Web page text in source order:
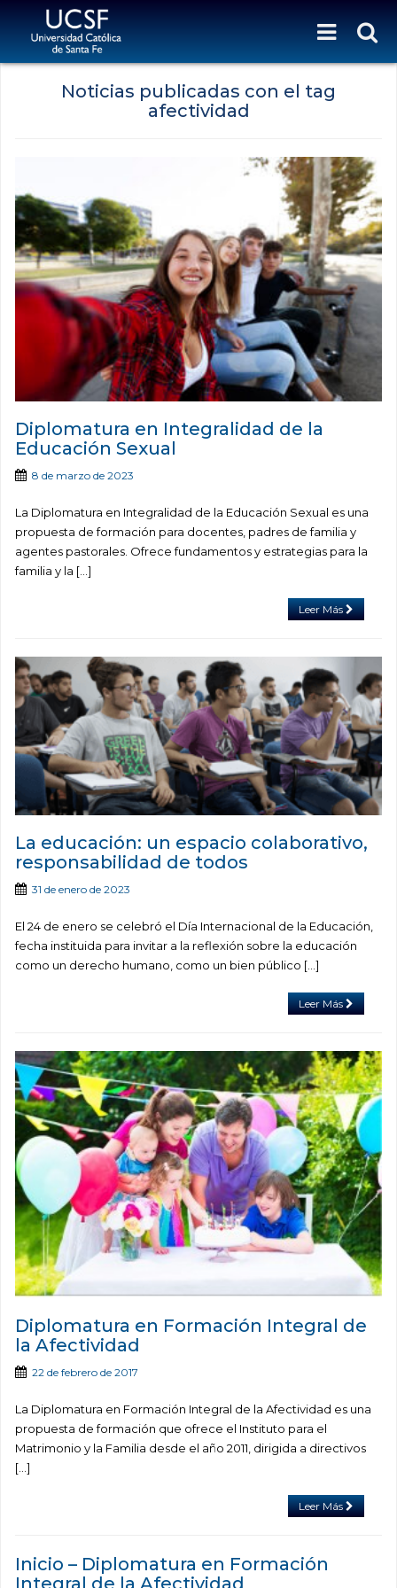
Noticias publicadas con el tag
afectividad
Diplomatura en Integralidad de la
Educación Sexual
8 de marzo de 2023
La Diplomatura en Integralidad de la Educación Sexual es una
propuesta de formación para docentes, padres de familia y
agentes pastorales. Ofrece fundamentos y estrategias para la
familia y la […]
Leer Más
La educación: un espacio colaborativo,
responsabilidad de todos
31 de enero de 2023
El 24 de enero se celebró el Día Internacional de la Educación,
fecha instituida para invitar a la reflexión sobre la educación
como un derecho humano, como un bien público […]
Leer Más
Diplomatura en Formación Integral de
la Afectividad
22 de febrero de 2017
La Diplomatura en Formación Integral de la Afectividad es una
propuesta de formación que ofrece el Instituto para el
Matrimonio y la Familia desde el año 2011, dirigida a directivos
[…]
Leer Más
Inicio – Diplomatura en Formación
Integral de la Afectividad